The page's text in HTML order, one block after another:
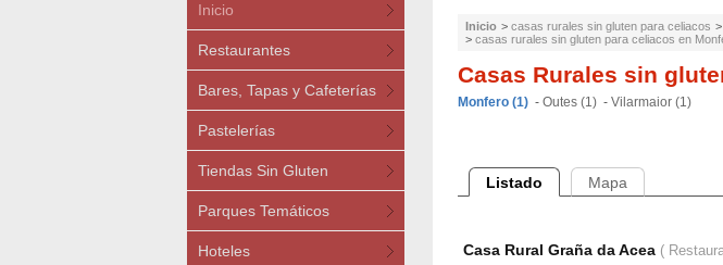
Inicio
Restaurantes
Bares, Tapas y Cafeterías
Pastelerías
Tiendas Sin Gluten
Parques Temáticos
Hoteles
Inicio > casas rurales sin gluten para celiacos >
> casas rurales sin gluten para celiacos en
Casas Rurales sin
Monfero (1) - Outes (1) - Vilarmaior (1)
Listado Mapa
Casa Rural Graña da Acea (